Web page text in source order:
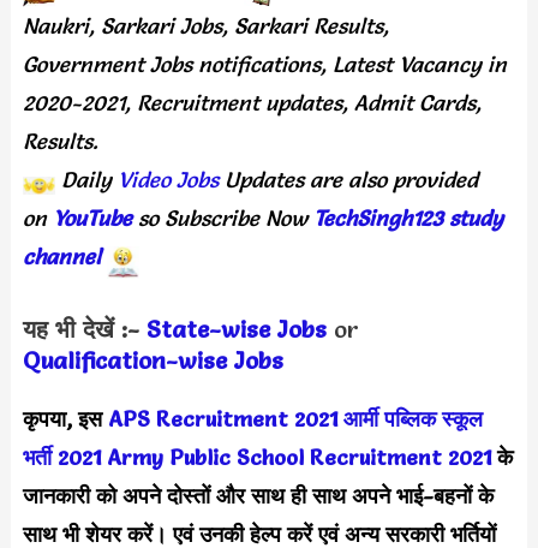
Naukri, Sarkari Jobs, Sarkari Results,
Government Jobs notifications, Latest Vacancy in
2020-2021, Recruitment updates, Admit Cards,
Results.
Daily Video JobsUpdates are also provided
on YouTubeso Subscribe Now TechSingh123 study
channel
यह भी देखें :- State-wise Jobs or
Qualification-wise Jobs
कृपया, इस APS Recruitment 2021आर्मी पब्लिक स्कूल
भर्ती 2021 Army Public School Recruitment 2021के
जानकारी को अपने दोस्तों और साथ ही साथ अपने भाई-बहनों के
साथ भी शेयर करें। एवं उनकी हेल्प करें एवं अन्य सरकारी भर्तियों